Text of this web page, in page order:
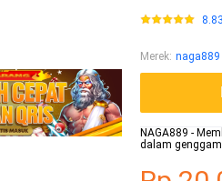
Merek: naga889
NAGA889 -
dalam